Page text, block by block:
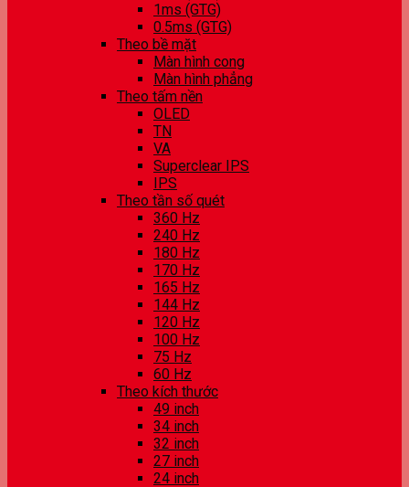
1ms (GTG)
0.5ms (GTG)
Theo bề mặt
Màn hình cong
Màn hình phẳng
Theo tấm nền
OLED
TN
VA
Superclear IPS
IPS
Theo tần số quét
360 Hz
240 Hz
180 Hz
170 Hz
165 Hz
144 Hz
120 Hz
100 Hz
75 Hz
60 Hz
Theo kích thước
49 inch
34 inch
32 inch
27 inch
24 inch